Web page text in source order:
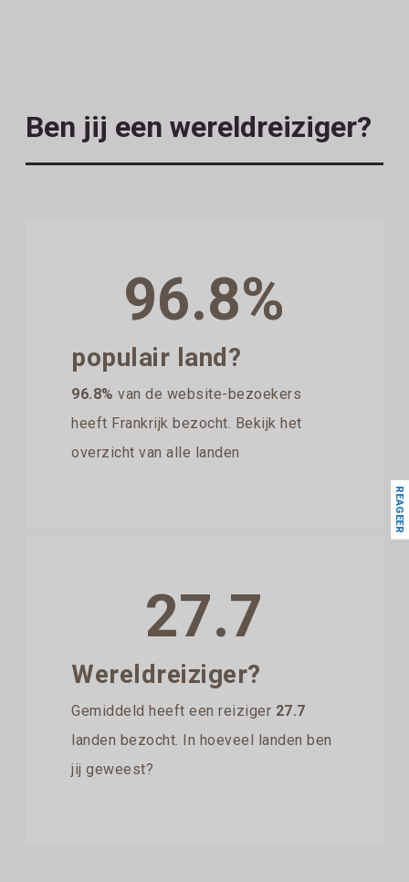
Ben jij een wereldreiziger?
96.8%
populair land?
96.8% van de website-bezoekers
heeft Frankrijk bezocht. Bekijk het
overzicht van alle landen
27.7
Wereldreiziger?
Gemiddeld heeft een reiziger 27.7
landen bezocht. In hoeveel landen ben
jij geweest?
REAGEER